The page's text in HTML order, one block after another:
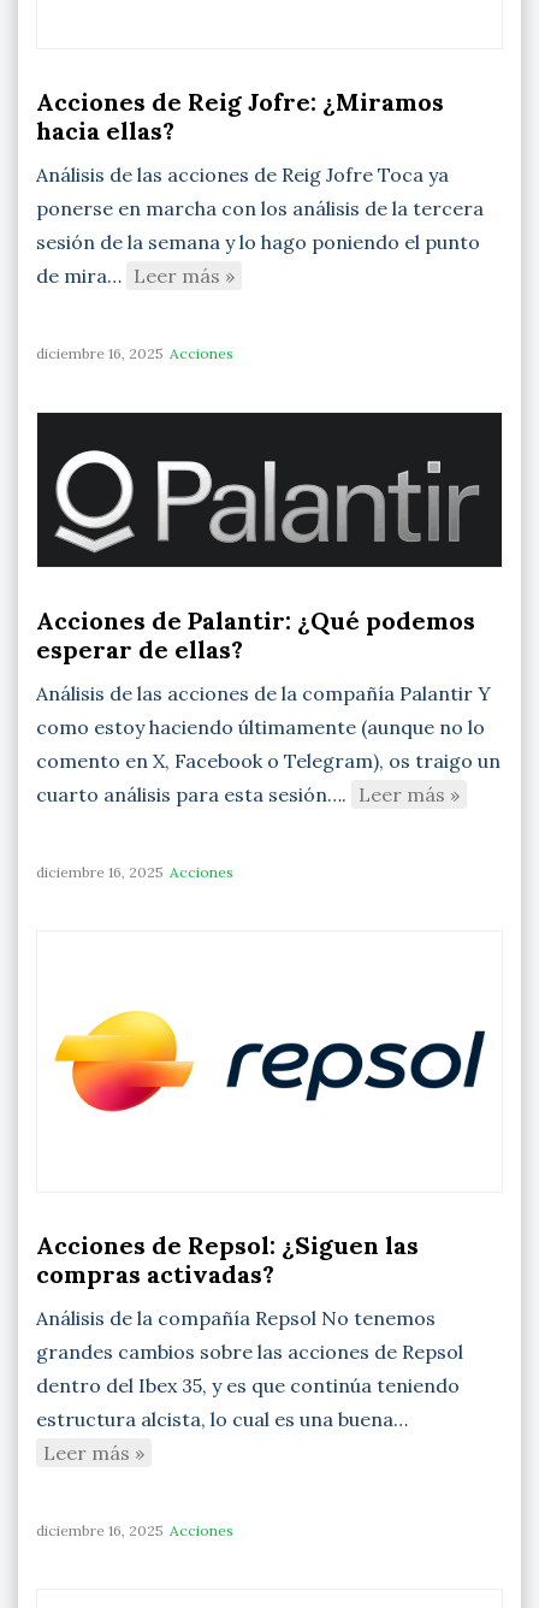
Acciones de Reig Jofre: ¿Miramos
hacia ellas?
Análisis de las acciones de Reig Jofre Toca ya
ponerse en marcha con los análisis de la tercera
sesión de la semana y lo hago poniendo el punto
de mira… Leer más »
diciembre 16, 2025 Acciones
Acciones de Palantir: ¿Qué podemos
esperar de ellas?
Análisis de las acciones de la compañía Palantir Y
como estoy haciendo últimamente (aunque no lo
comento en X, Facebook o Telegram), os traigo un
cuarto análisis para esta sesión…. Leer más »
diciembre 16, 2025 Acciones
Acciones de Repsol: ¿Siguen las
compras activadas?
Análisis de la compañía Repsol No tenemos
grandes cambios sobre las acciones de Repsol
dentro del Ibex 35, y es que continúa teniendo
estructura alcista, lo cual es una buena…
Leer más »
diciembre 16, 2025 Acciones